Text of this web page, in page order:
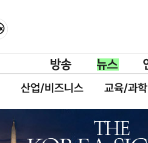
산업/비즈니스 교육/과학